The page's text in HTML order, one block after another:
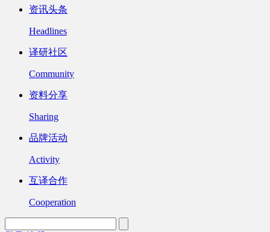
资讯头条
Headlines
译研社区
Community
资料分享
Sharing
品牌活动
Activity
互译合作
Cooperation